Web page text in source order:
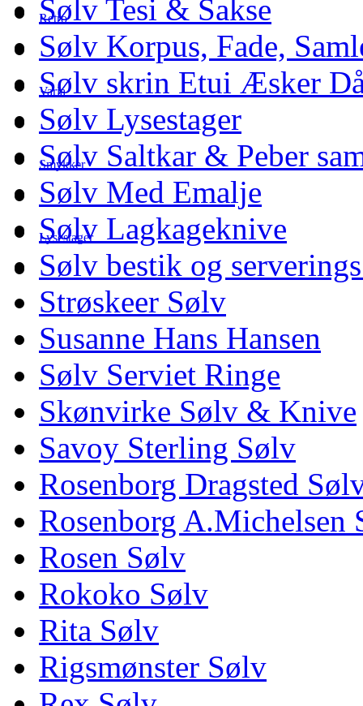
Retro
Varia
Smykker
Lysestager
Sølv Tesi & Sakse
Sølv Korpus, Fade,
Sølv skrin Etui Æsker
Sølv Lysestager
Sølv Saltkar & Peber
Sølv Med Emalje
Sølv Lagkageknive
Sølv bestik og
Strøskeer Sølv
Susanne Hans Hansen
Sølv Serviet Ringe
Skønvirke Sølv & Knive
Savoy Sterling Sølv
Rosenborg Dragsted
Rosenborg A.Michelsen
Rosen Sølv
Rokoko Sølv
Rita Sølv
Rigsmønster Sølv